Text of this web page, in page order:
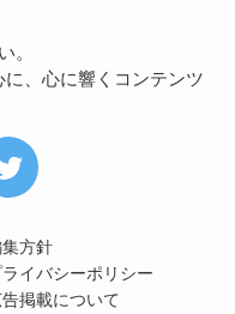
。
、心に響くコンテンツ
方針
ライバシーポリシー
告掲載について